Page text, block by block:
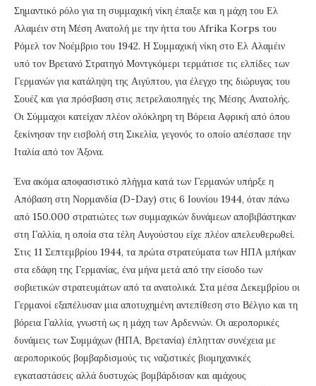
Σημαντικό ρόλο για τη συμμαχική νίκη έπαιξε και η μάχη του Ελ
Αλαμέιν στη Μέση Ανατολή με την ήττα του Afrika Korps του
Ρόμελ τον Νοέμβριο του 1942. Η Συμμαχική νίκη στο Ελ Αλαμέιν
υπό τον Βρετανό Στρατηγό Μοντγκόμερι τερμάτισε τις ελπίδες των
Γερμανών για κατάληψη της Αιγύπτου, για έλεγχο της διώρυγας του
Σουέζ και για πρόσβαση στις πετρελαιοπηγές της Μέσης Ανατολής.
Οι Σύμμαχοι κατείχαν πλέον ολόκληρη τη Βόρεια Αφρική από όπου
ξεκίνησαν την εισβολή στη Σικελία, γεγονός το οποίο απέσπασε την
Ιταλία από τον Άξονα.
Ένα ακόμα αποφασιστικό πλήγμα κατά των Γερμανών υπήρξε η
Απόβαση στη Νορμανδία (D-Day) στις 6 Ιουνίου 1944, όταν πάνω
από 150.000 στρατιώτες των συμμαχικών δυνάμεων αποβιβάστηκαν
στη Γαλλία, η οποία στα τέλη Αυγούστου είχε πλέον απελευθερωθεί.
Στις 11 Σεπτεμβρίου 1944, τα πρώτα στρατεύματα των ΗΠΑ μπήκαν
στα εδάφη της Γερμανίας, ένα μήνα μετά από την είσοδο των
σοβιετικών στρατευμάτων από τα ανατολικά. Στα μέσα Δεκεμβρίου οι
Γερμανοί εξαπέλυσαν μια αποτυχημένη αντεπίθεση στο Βέλγιο και τη
βόρεια Γαλλία, γνωστή ως η μάχη των Αρδεννών. Οι αεροπορικές
δυνάμεις των Συμμάχων (ΗΠΑ, Βρετανία) έπλητταν συνέχεια με
αεροπορικούς βομβαρδισμούς τις ναζιστικές βιομηχανικές
εγκαταστάσεις αλλά δυστυχώς βομβάρδισαν και αμάχους